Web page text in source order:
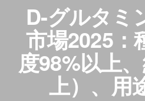
D-グルタミ
市場2025：
度98%以上
上）、用